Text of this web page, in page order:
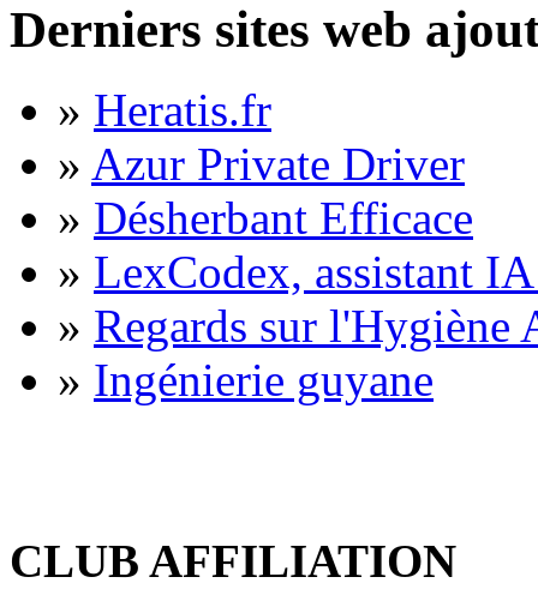
Derniers sites web
» Heratis.fr
» Azur Private Driver
» Désherbant Efficace
» LexCodex, assistant
» Regards sur l'Hygiène
» Ingénierie guyane
CLUB AFFILIATION